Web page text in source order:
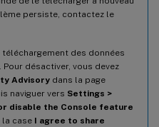
persiste, contactez le
des données
désactiver, vous devez
Advisory dans la page
naviguer vers Settings >
disable the Console feature
la case I agree to share